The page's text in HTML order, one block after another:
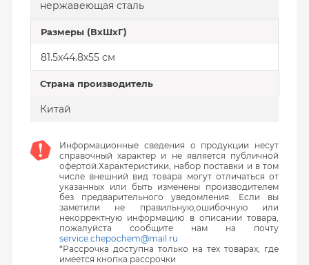
нержавеющая сталь
Размеры (ВхШхГ)
81.5х44.8х55 см
Страна производитель
Китай
Информационные сведения о продукции несут
справочный характер и не является публичной
офертой.Характеристики, набор поставки и в том
числе внешний вид товара могут отличаться от
указанных или быть изменены производителем
без предварительного уведомления. Если вы
заметили не правильную,ошибочную или
некорректную информацию в описании товара,
пожалуйста сообщите нам на почту
service.chepochem@mail.ru
*Рассрочка доступна только на тех товарах, где
имеется кнопка рассрочки